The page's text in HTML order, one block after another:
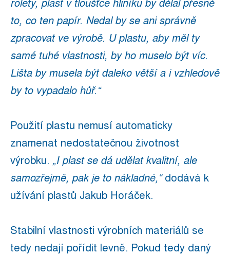
rolety, plast v tloušťce hliníku by dělal přesně
to, co ten papír. Nedal by se ani správně
zpracovat ve výrobě. U plastu, aby měl ty
samé tuhé vlastnosti, by ho muselo být víc.
Lišta by musela být daleko větší a i vzhledově
by to vypadalo hůř.“
Použití plastu nemusí automaticky
znamenat nedostatečnou životnost
výrobku. „I plast se dá udělat kvalitní, ale
samozřejmě, pak je to nákladné,“dodává k
užívání plastů Jakub Horáček.
Stabilní vlastnosti výrobních materiálů se
tedy nedají pořídit levně. Pokud tedy daný